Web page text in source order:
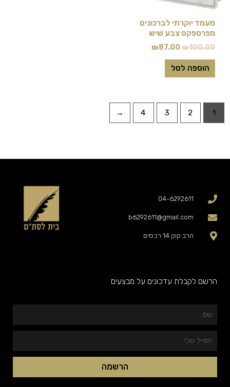
מעמד יוקרתי לברכונים
מפרספקס צבע שיש
₪100.00
₪87.00
הוספה לסל
1
2
3
4
←
04-6292611
b6292611@gmail.com
הרב קוק 14 רכסים
הרשם לקבלת עדכונים על מבצעים
הרשמה